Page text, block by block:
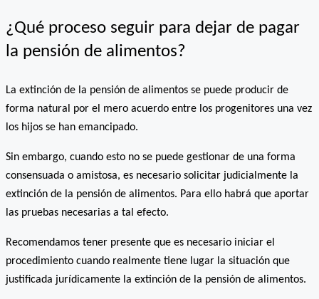
¿Qué proceso seguir para dejar de pagar
la pensión de alimentos?
La extinción de la pensión de alimentos se puede producir de
forma natural por el mero acuerdo entre los progenitores una vez
los hijos se han emancipado.
Sin embargo, cuando esto no se puede gestionar de una forma
consensuada o amistosa, es necesario solicitar judicialmente la
extinción de la pensión de alimentos. Para ello habrá que aportar
las pruebas necesarias a tal efecto.
Recomendamos tener presente que es necesario iniciar el
procedimiento cuando realmente tiene lugar la situación que
justificada jurídicamente la extinción de la pensión de alimentos.